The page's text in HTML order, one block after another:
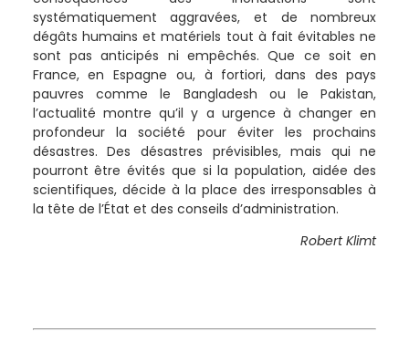
systématiquement aggravées, et de nombreux
dégâts humains et matériels tout à fait évitables ne
sont pas anticipés ni empêchés. Que ce soit en
France, en Espagne ou, à fortiori, dans des pays
pauvres comme le Bangladesh ou le Pakistan,
l’actualité montre qu’il y a urgence à changer en
profondeur la société pour éviter les prochains
désastres. Des désastres prévisibles, mais qui ne
pourront être évités que si la population, aidée des
scientifiques, décide à la place des irresponsables à
la tête de l’État et des conseils d’administration.
Robert Klimt